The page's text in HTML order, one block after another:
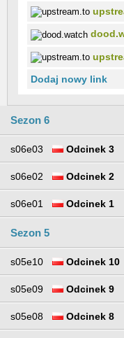
Dodaj nowy link
Sezon 6
s06e03 Odcinek 3
s06e02 Odcinek 2
s06e01 Odcinek 1
Sezon 5
s05e10 Odcinek 10
s05e09 Odcinek 9
s05e08 Odcinek 8